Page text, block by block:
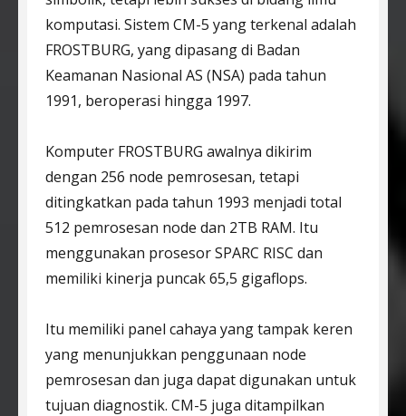
komputasi. Sistem CM-5 yang terkenal adalah
FROSTBURG, yang dipasang di Badan
Keamanan Nasional AS (NSA) pada tahun
1991, beroperasi hingga 1997.
Komputer FROSTBURG awalnya dikirim
dengan 256 node pemrosesan, tetapi
ditingkatkan pada tahun 1993 menjadi total
512 pemrosesan node dan 2TB RAM. Itu
menggunakan prosesor SPARC RISC dan
memiliki kinerja puncak 65,5 gigaflops.
Itu memiliki panel cahaya yang tampak keren
yang menunjukkan penggunaan node
pemrosesan dan juga dapat digunakan untuk
tujuan diagnostik. CM-5 juga ditampilkan